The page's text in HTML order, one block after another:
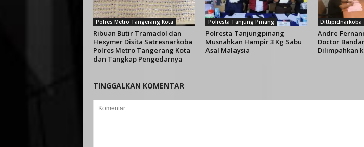
Polres Metro Tangerang Kota
Ribuan Butir Tramadol dan
Hexymer Disita Satresnarkoba
Polres Metro Tangerang Kota
dan Tangkap Pengedarnya
Polresta Tanjung Pinang
Polresta Tanjungpinang
Musnahkan Hampir 3 Kg Sabu
Asal Malaysia
Dittipidnarkoba
Andre
Doctor
Dilimpahkan
TINGGALKAN KOMENTAR